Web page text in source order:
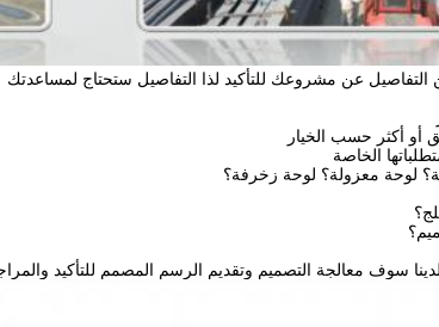
التفاصيل عن مشروعك للتأكيد لذا التفاصيل ستحتاج لمساعدتك
الخاصة
لوحة معزولة؟ لوحة زخرفة؟
سوف معالجة التصميم وتقديم الرسم المصمم للتأكيد